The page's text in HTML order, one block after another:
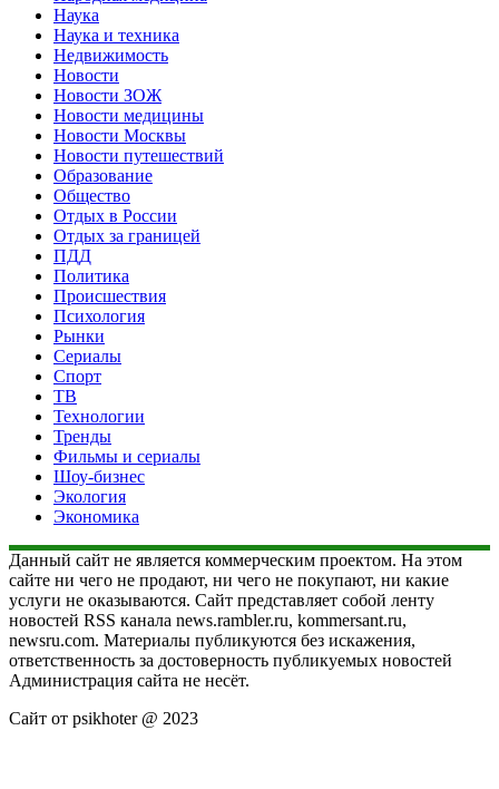
Наука
Наука и техника
Недвижимость
Новости
Новости ЗОЖ
Новости медицины
Новости Москвы
Новости путешествий
Образование
Общество
Отдых в России
Отдых за границей
ПДД
Политика
Происшествия
Психология
Рынки
Сериалы
Спорт
ТВ
Технологии
Тренды
Фильмы и сериалы
Шоу-бизнес
Экология
Экономика
Данный сайт не является коммерческим проектом. На этом
сайте ни чего не продают, ни чего не покупают, ни какие
услуги не оказываются. Сайт представляет собой ленту
новостей RSS канала news.rambler.ru, kommersant.ru,
newsru.com. Материалы публикуются без искажения,
ответственность за достоверность публикуемых новостей
Администрация сайта не несёт.
Сайт от psikhoter @ 2023